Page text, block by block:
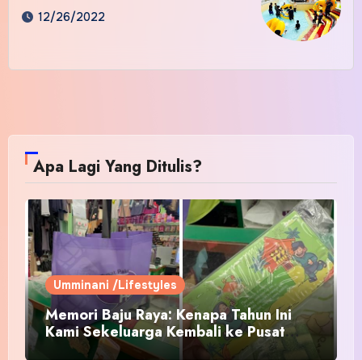
12/26/2022
Apa Lagi Yang Ditulis?
Umminani /Lifestyles
Memori Baju Raya: Kenapa Tahun Ini
Kami Sekeluarga Kembali ke Pusat
Pakaian Hari-Hari?